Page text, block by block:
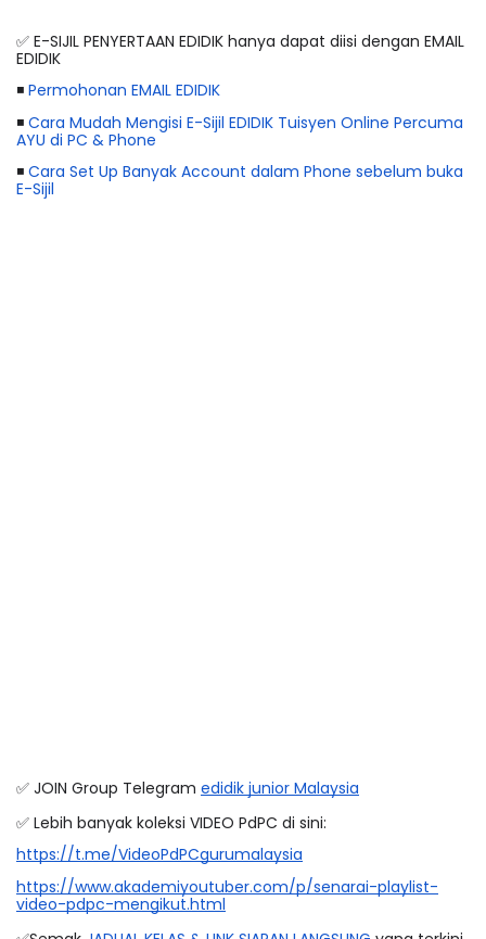
✅ E-SIJIL PENYERTAAN EDIDIK hanya dapat diisi dengan EMAIL
EDIDIK
◾ Permohonan EMAIL EDIDIK
◾ Cara Mudah Mengisi E-Sijil EDIDIK Tuisyen Online Percuma
AYU di PC & Phone
◾ Cara Set Up Banyak Account dalam Phone sebelum buka
E-Sijil
✅ JOIN Group Telegram edidik junior Malaysia
✅ Lebih banyak koleksi VIDEO PdPC di sini:
https://t.me/VideoPdPCgurumalaysia
https://www.akademiyoutuber.com/p/senarai-playlist-
video-pdpc-mengikut.html